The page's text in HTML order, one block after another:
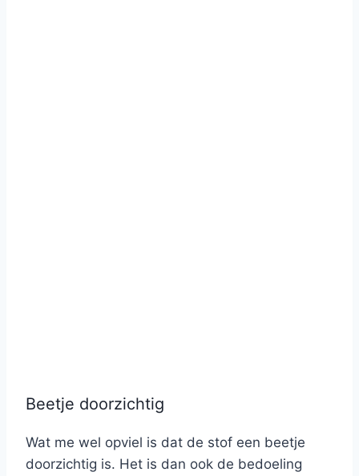
Beetje doorzichtig
Wat me wel opviel is dat de stof een beetje
doorzichtig is. Het is dan ook de bedoeling